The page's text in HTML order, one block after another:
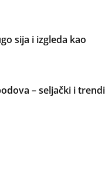
sija i izgleda kao
– seljački i trendi